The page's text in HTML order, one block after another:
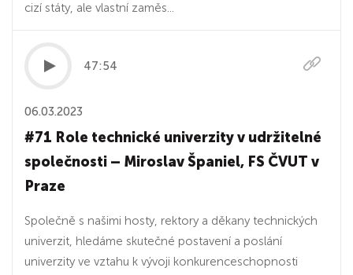
cizí státy, ale vlastní zaměs...
47:54
06.03.2023
#71 Role technické univerzity v udržitelné
společnosti – Miroslav Španiel, FS ČVUT v
Praze
Společně s našimi hosty, rektory a děkany technických
univerzit, hledáme skutečné postavení a poslání
univerzity ve vztahu k vývoji konkurenceschopnosti